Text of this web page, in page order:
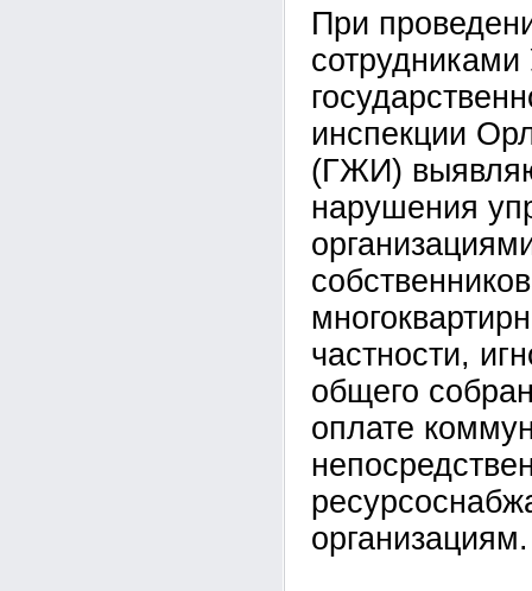
При
инспекции
(ГЖИ)
нарушения
частности,
общего
оплате
организациям.